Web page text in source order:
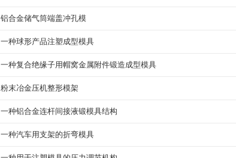
铝合金储气筒端盖冲孔模
一种球形产品注塑成型模具
一种复合绝缘子用帽窝金属附件锻造成型模具
粉末冶金压机整形模架
一种铝合金连杆间接液锻模具结构
一种汽车用支架的折弯模具